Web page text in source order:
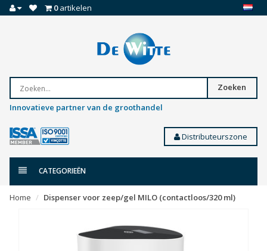
0artikelen
Zoeken
Innovatieve partner van de groothandel
Distributeurszone
CATEGORIEËN
Home Dispenser voor zeep/gel MILO (contactloos/320 ml)